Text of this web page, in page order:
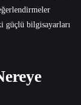
güçlü bilgisayarları